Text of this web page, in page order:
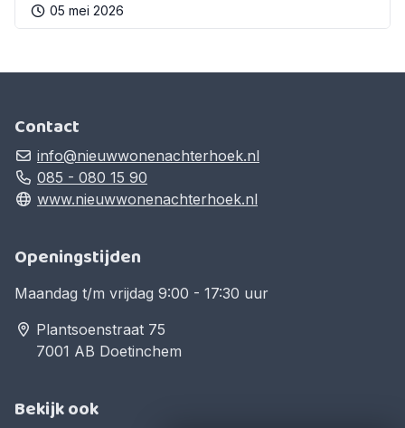
05 mei 2026
Contact
info@nieuwwonenachterhoek.nl
085 - 080 15 90
www.nieuwwonenachterhoek.nl
Openingstijden
Maandag t/m vrijdag 9:00 - 17:30 uur
Plantsoenstraat 75
7001 AB Doetinchem
Bekijk ook